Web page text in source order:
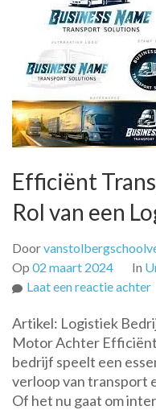
Efficiënt
Rol van een
Door
Op 02 maart 2024 In
Laat een reactie achter
Artikel: Logistiek
Motor Achter
bedrijf speelt een
verloop van transport
Of het nu gaat om